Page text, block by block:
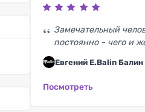
Замечательный
постоянно - чего и
Евгений E.Balin Балин
Посмотреть